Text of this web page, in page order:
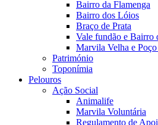
Bairro da Flamenga
Bairro dos Lóios
Braço de Prata
Vale fundão e Bairro
Marvila Velha e
Património
Toponímia
Pelouros
Ação Social
Animalife
Marvila Voluntária
Regulamento de